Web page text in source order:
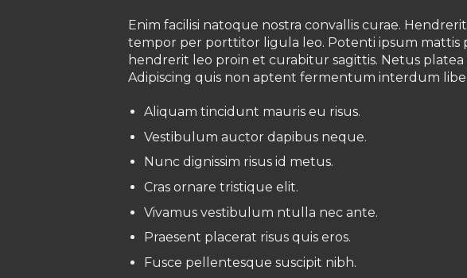
Enim facilisi natoque nostra convallis curae.
tempor per porttitor ligula leo. Potenti ipsum mattis
hendrerit leo proin et curabitur sagittis. Netus
Adipiscing quis non aptent fermentum interdum
Aliquam tincidunt mauris eu risus.
Vestibulum auctor dapibus neque.
Nunc dignissim risus id metus.
Cras ornare tristique elit.
Vivamus vestibulum ntulla nec ante.
Praesent placerat risus quis eros.
Fusce pellentesque suscipit nibh.